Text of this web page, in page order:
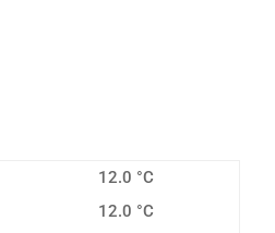
12.0 °C
12.0 °C